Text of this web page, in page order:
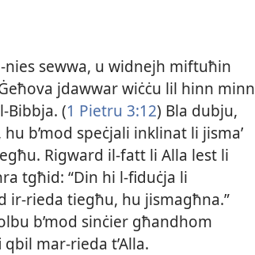
sewwa, u widnejh miftuħin
jdawwar wiċċu lil hinn minn
​Bibbja. (1 Pietru 3:12) Bla dubju,
b’mod speċjali inklinat li jismaʼ
Rigward il-​fatt li Alla lest li
tgħid: “Din hi l-​fiduċja li
ir-​rieda tiegħu, hu jismagħna.”
b’mod sinċier għandhom
mar-​rieda t’Alla.